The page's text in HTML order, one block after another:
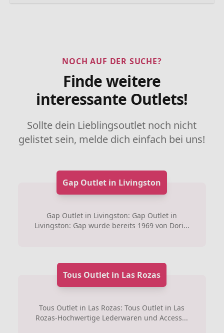
NOCH AUF DER SUCHE?
Finde weitere
interessante Outlets!
Sollte dein Lieblingsoutlet noch nicht
gelistet sein, melde dich einfach bei uns!
Gap Outlet in Livingston
Gap Outlet in Livingston: Gap Outlet in
Livingston: Gap wurde bereits 1969 von Dori...
Tous Outlet in Las Rozas
Tous Outlet in Las Rozas: Tous Outlet in Las
Rozas-Hochwertige Lederwaren und Access...